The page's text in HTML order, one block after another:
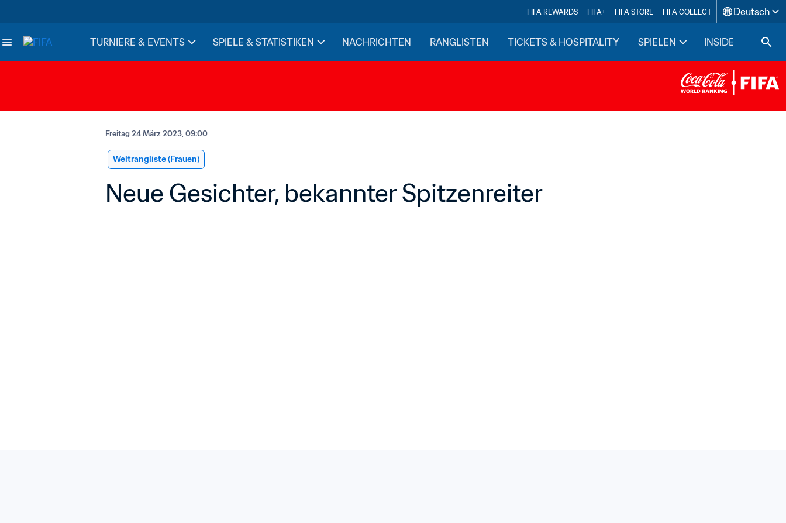
FIFA REWARDS FIFA+ FIFA STORE FIFA COLLECT Deutsch
TURNIERE & EVENTS SPIELE & STATISTIKEN NACHRICHTEN RANGLISTEN TICKETS & HOSPITALITY SPIELEN INSIDE FIFA
Freitag 24 März 2023, 09:00
Weltrangliste (Frauen)
Neue Gesichter, bekannter Spitzenreiter